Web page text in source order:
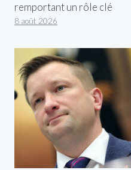
remportant un rôle clé
8 août 2026